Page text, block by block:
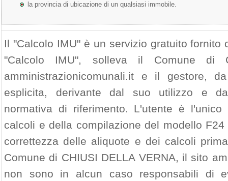
la provincia di ubicazione di un qualsiasi immobile.
Il "Calcolo IMU" è un servizio gratuito
"Calcolo IMU", solleva il Comune di
amministrazionicomunali.it e il gestore,
esplicita, derivante dal suo utilizzo e
normativa di riferimento. L'utente è
calcoli e della compilazione del modello
correttezza delle aliquote e dei calcoli
Comune di CHIUSI DELLA VERNA, il sito
non sono in alcun caso responsabili di